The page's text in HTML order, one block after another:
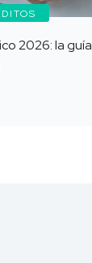
2026: la guía